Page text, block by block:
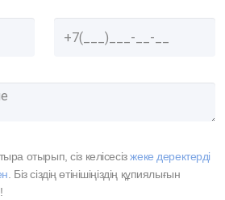
отырып, сіз келісесізжеке деректерді
. Біз сіздің өтінішіңіздің құпиялығын